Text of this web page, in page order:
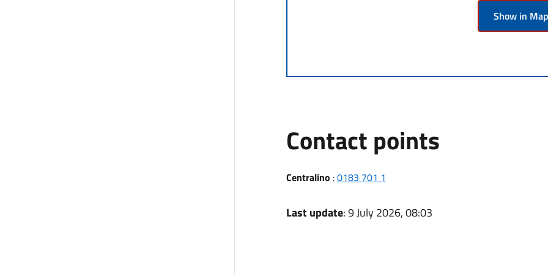
Show in Map
Contact points
Centralino :0183 701 1
Last update: 9 July 2026, 08:03